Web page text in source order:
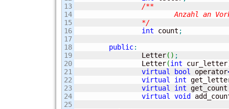
13
14
15
16
17
18
19
20
21
22
23
24
25
/**
			Anzahl an Vorkommnissen des Buchstabens
		*/
int count ;
public:
		Letter
( ) ;
		Letter
(int cur_letter
virtual
bool operator
virtual
int
virtual
int get_count
virtual void